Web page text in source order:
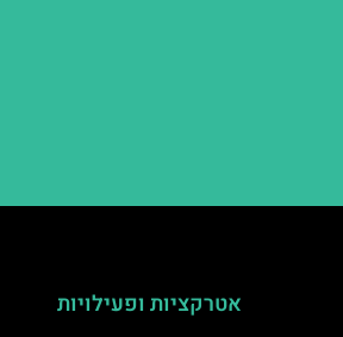
אטרקציות ופעילויות